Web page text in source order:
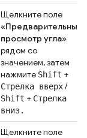
Щелкните поле
«Предварительный
просмотр угла»
рядом со
значением, затем
нажмите Shift +
Стрелка вверх/
Shift + Стрелка
вниз.
Щелкните поле